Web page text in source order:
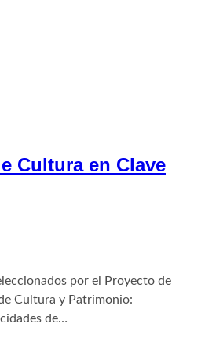
Cultura en Clave
por el Proyecto de
Cultura y Patrimonio:
de…